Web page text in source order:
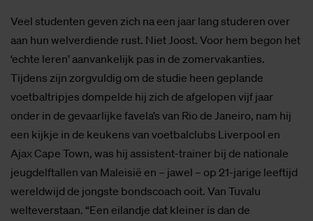
Veel studenten geven zich na een jaar lang studeren over
aan hun welverdiende rust. Niet Joost. Voor hem begon het
‘echte leren’ aanvankelijk pas in de zomervakanties.
Tijdens zijn zorgvuldig om de studie heen geplande
voetbaltripjes dompelde hij zich de afgelopen vijf jaar
onder in de gevaarlijke favela’s van Rio de Janeiro, nam hij
een kijkje in de keukens van voetbalclubs Liverpool en
Ajax Cape Town, was hij assistent-trainer bij de nationale
jeugdelftallen van Maleisië en – jawel – op 21-jarige leeftijd
wereldwijd de jongste bondscoach ooit. Van Tuvalu
welteverstaan. “Een eilandje dat kleiner is dan de